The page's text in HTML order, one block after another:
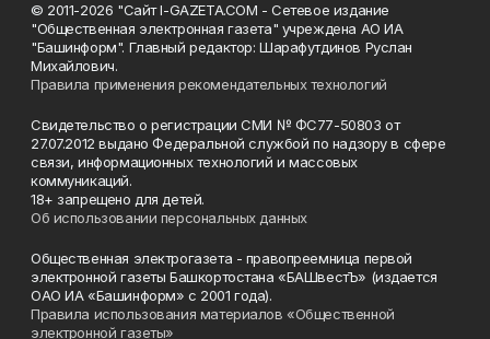
© 2011-2026 "Сайт I-GAZETA.COM - Сетевое издание
"Общественная электронная газета" учреждена АО ИА
"Башинформ". Главный редактор: Шарафутдинов Руслан
Михайлович.
Правила применения рекомендательных технологий
Свидетельство о регистрации СМИ № ФС77-50803 от
27.07.2012 выдано Федеральной службой по надзору в сфере
связи, информационных технологий и массовых
коммуникаций.
18+ запрещено для детей.
Об использовании персональных данных
Общественная электрогазета - правопреемница первой
электронной газеты Башкортостана «БАШвестЪ» (издается
ОАО ИА «Башинформ» с 2001 года).
Правила использования материалов «Общественной
электронной газеты»